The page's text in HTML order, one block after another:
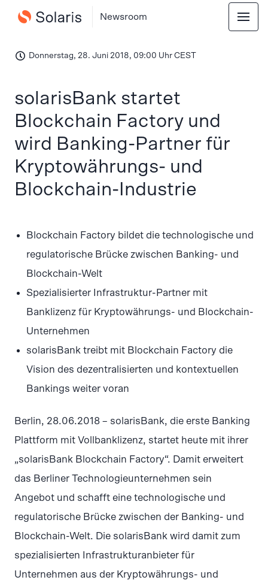
Newsroom
Donnerstag, 28. Juni 2018, 09:00 Uhr CEST
solarisBank startet
Blockchain Factory und
wird Banking-Partner für
Kryptowährungs- und
Blockchain-Industrie
Blockchain Factory bildet die technologische und
regulatorische Brücke zwischen Banking- und
Blockchain-Welt
Spezialisierter Infrastruktur-Partner mit
Banklizenz für Kryptowährungs- und Blockchain-
Unternehmen
solarisBank treibt mit Blockchain Factory die
Vision des dezentralisierten und kontextuellen
Bankings weiter voran
Berlin, 28.06.2018 – solarisBank, die erste Banking
Plattform mit Vollbanklizenz, startet heute mit ihrer
„solarisBank Blockchain Factory“. Damit erweitert
das Berliner Technologieunternehmen sein
Angebot und schafft eine technologische und
regulatorische Brücke zwischen der Banking- und
Blockchain-Welt. Die solarisBank wird damit zum
spezialisierten Infrastrukturanbieter für
Unternehmen aus der Kryptowährungs- und